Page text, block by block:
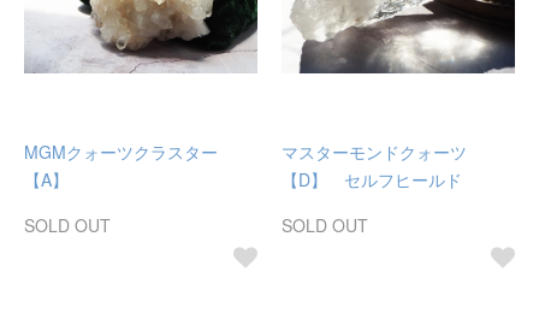
MGMクォーツクラスター
【A】
SOLD OUT
マスターモンドクォーツ
【D】 セルフヒールド
SOLD OUT